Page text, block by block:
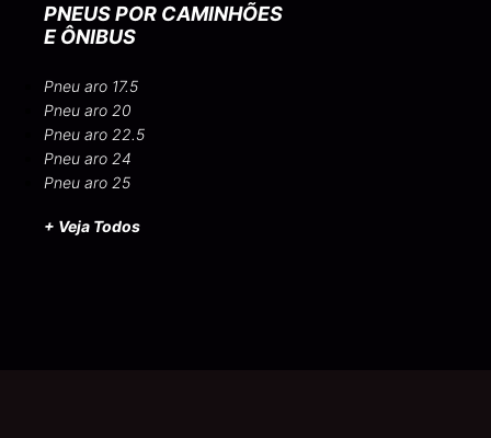
PNEUS POR CAMINHÕES
E ÔNIBUS
Pneu aro 17.5
Pneu aro 20
Pneu aro 22.5
Pneu aro 24
Pneu aro 25
+ Veja Todos